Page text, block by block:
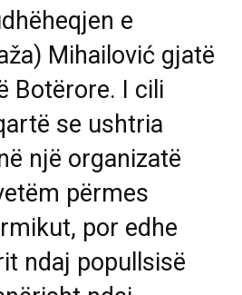
e
Mihailović gjatë
Botërore. I cili
se ushtria
një organizatë
përmes
por edhe
ndaj popullsisë